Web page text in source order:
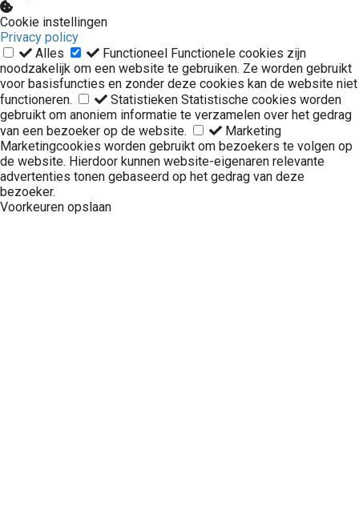
Cookie instellingen
Privacy policy
Alles
Functioneel Functionele cookies zijn
noodzakelijk om een website te gebruiken. Ze worden gebruikt
voor basisfuncties en zonder deze cookies kan de website niet
functioneren.
Statistieken Statistische cookies worden
gebruikt om anoniem informatie te verzamelen over het gedrag
van een bezoeker op de website.
Marketing
Marketingcookies worden gebruikt om bezoekers te volgen op
de website. Hierdoor kunnen website-eigenaren relevante
advertenties tonen gebaseerd op het gedrag van deze
bezoeker.
Voorkeuren opslaan